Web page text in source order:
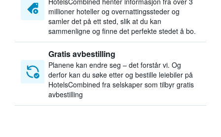
millioner hoteller og overnattingssteder og
samler det på ett sted, slik at du kan
sammenligne og finne det perfekte stedet å bo.
Gratis avbestilling
Planene kan endre seg – det forstår vi. Og
derfor kan du søke etter og bestille leiebiler på
HotelsCombined fra selskaper som tilbyr gratis
avbestilling